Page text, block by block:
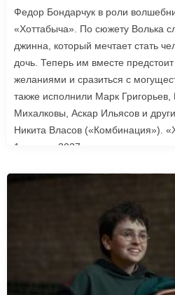
Федор Бондарчук в роли
«Хоттабыча». По сюжету Волька
джинна, который мечтает стать
дочь. Теперь им вместе
желаниями и сразиться с
также исполнили Марк
Михалковы, Аскар Ильясов и
Никита Власов («Комбинация»).
1 января 2027 года.